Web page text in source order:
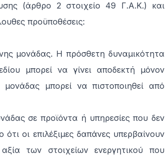
(άρθρο 2 στοιχείο 49 Γ.Α.Κ.) και
προϋποθέσεις:
μονάδας. Η πρόσθετη δυναμικότητα
μπορεί να γίνει αποδεκτή μόνον
μπορεί να πιστοποιηθεί από
σε προϊόντα ή υπηρεσίες που δεν
οι επιλέξιμες δαπάνες υπερβαίνουν
των στοιχείων ενεργητικού που